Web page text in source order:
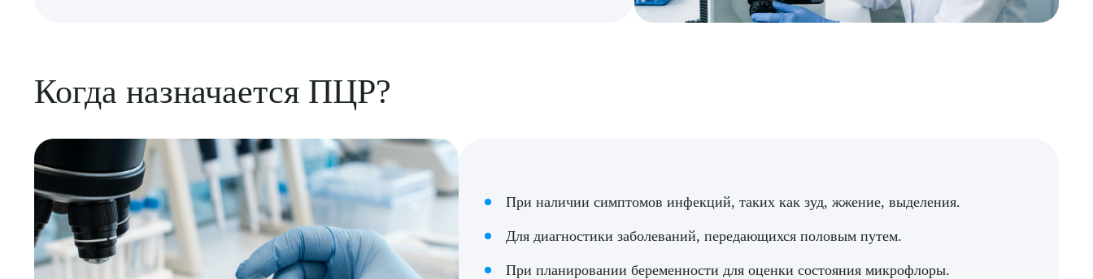
Когда назначается ПЦР?
При наличии симптомов инфекций, таких как зуд, жжение, выделения.
Для диагностики заболеваний, передающихся половым путем.
При планировании беременности для оценки состояния микрофлоры.